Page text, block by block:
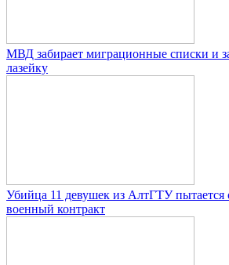
МВД забирает миграционные списки и
лазейку
Убийца 11 девушек из АлтГТУ пытается
военный контракт